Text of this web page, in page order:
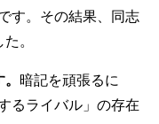
す。その結果、同志
。
暗記を頑張るに
るライバル」の存在